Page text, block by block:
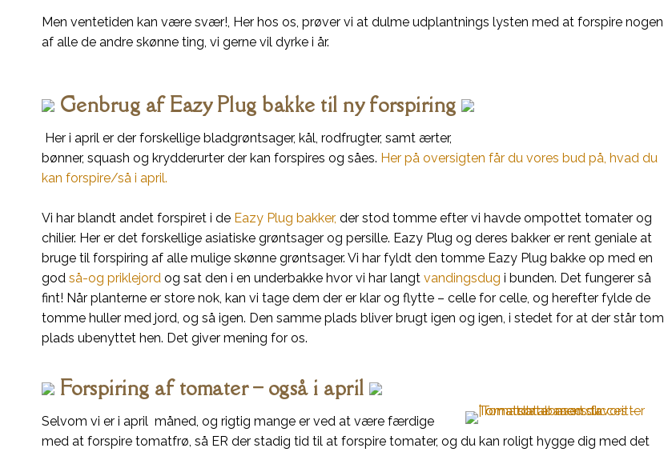
Men ventetiden kan være svær!, Her hos os, prøver vi at dulme udplantnings lysten med at forspire nogen
af alle de andre skønne ting, vi gerne vil dyrke i år.
Genbrug af Eazy Plug bakke til ny forspiring
Her i april er der forskellige bladgrøntsager, kål, rodfrugter, samt ærter,
bønner, squash og krydderurter der kan forspires og såes. Her på oversigten får du vores bud på, hvad du
kan forspire/så i april.
Vi har blandt andet forspiret i de Eazy Plug bakker, der stod tomme efter vi havde ompottet tomater og
chilier. Her er det forskellige asiatiske grøntsager og persille. Eazy Plug og deres bakker er rent geniale at
bruge til forspiring af alle mulige skønne grøntsager. Vi har fyldt den tomme Eazy Plug bakke op med en
god så-og priklejord og sat den i en underbakke hvor vi har langt vandingsdug i bunden. Det fungerer så
fint! Når planterne er store nok, kan vi tage dem der er klar og flytte – celle for celle, og herefter fylde de
tomme huller med jord, og så igen. Den samme plads bliver brugt igen og igen, i stedet for at der står tom
plads ubenyttet hen. Det giver mening for os.
Forspiring af tomater – også i april
Selvom vi er i april måned, og rigtig mange er ved at være færdige
med at forspire tomatfrø, så ER der stadig tid til at forspire tomater, og du kan roligt hygge dig med det